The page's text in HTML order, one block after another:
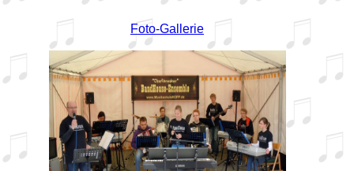
Foto-Gallerie